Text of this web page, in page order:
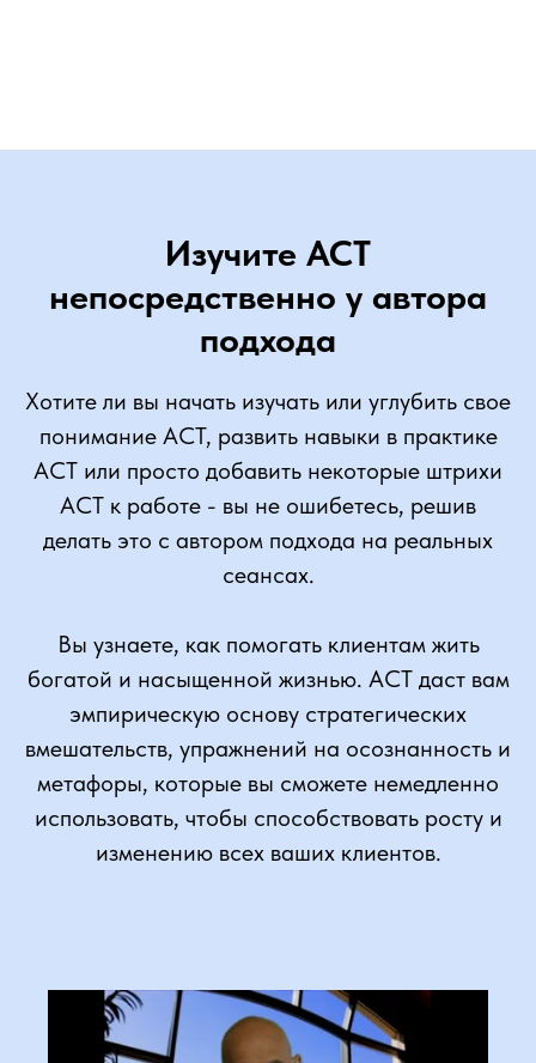
Изучите ACT
непосредственно у автора
подхода
Хотите ли вы начать изучать или углубить свое
понимание ACT, развить навыки в практике
ACT или просто добавить некоторые штрихи
ACT к работе - вы не ошибетесь, решив
делать это с автором подхода на реальных
сеансах.
Вы узнаете, как помогать клиентам жить
богатой и насыщенной жизнью. ACT даст вам
эмпирическую основу стратегических
вмешательств, упражнений на осознанность и
метафоры, которые вы сможете немедленно
использовать, чтобы способствовать росту и
изменению всех ваших клиентов.